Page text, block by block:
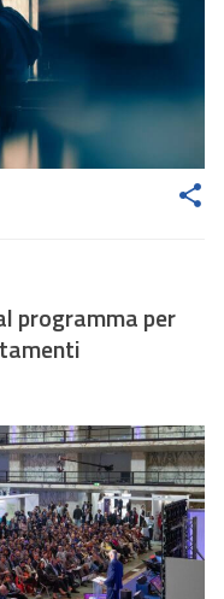
programma per